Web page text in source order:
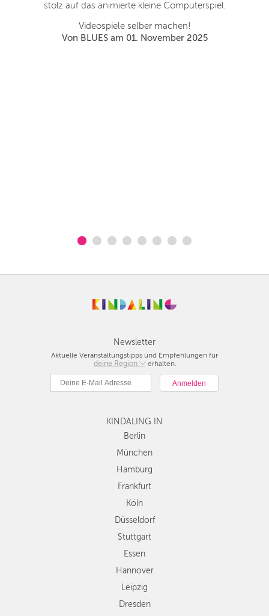
stolz auf das animierte kleine Computerspiel.
Videospiele selber machen!
Von BLUES am 01. November 2025
Newsletter
Aktuelle Veranstaltungstipps und Empfehlungen für
deine Region
Berlin
München
Hamburg
Köln
Düsseldorf
Stuttgart
Essen
Dresden
Nürnberg
Wien
Zürich
Andere
Regionen
erhalten.
KINDALING IN
Berlin
München
Hamburg
Frankfurt
Köln
Düsseldorf
Stuttgart
Essen
Hannover
Leipzig
Dresden